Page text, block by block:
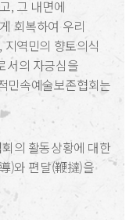
, 그 내면에
회복하여 우리
역민의 향토의식
서의 자긍심을
민속예술보존협회는
의 활동상황에 대한
)와 편달(鞭撻)을